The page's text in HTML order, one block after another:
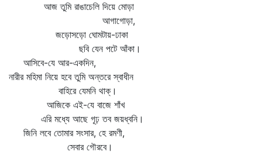
আজ তুমি রাঙাচেলি দিয়ে মোড়া
আগাগোড়া,
জড়োসড়ো ঘোমটায়-ঢাকা
ছবি যেন পটে আঁকা।
আসিবে-যে আর-একদিন,
নারীর মহিমা নিয়ে হবে তুমি অন্তরে স্বাধীন
বাহিরে যেমনি থাক্‌।
আজিকে এই-যে বাজে শাঁখ
এরি মধ্যে আছে গূঢ় তব জয়ধ্বনি।
জিনি লবে তোমার সংসার, হে রমণী,
সেবার গৌরবে।